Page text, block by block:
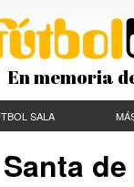
En memoria
SALA